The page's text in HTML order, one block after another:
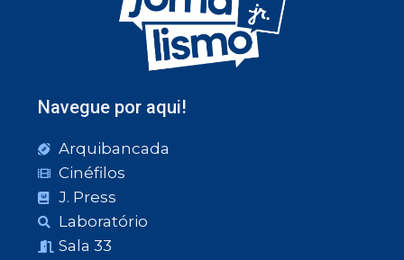
Navegue por aqui!
Arquibancada
Cinéfilos
J. Press
Laboratório
Sala 33